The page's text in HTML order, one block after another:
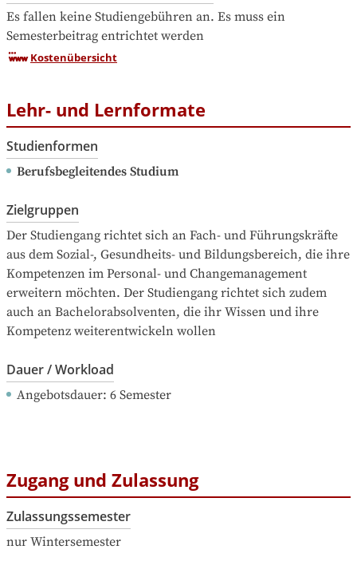
Es fallen keine Studiengebühren an. Es muss ein
Semesterbeitrag entrichtet werden
Kostenübersicht
Lehr- und Lernformate
Studienformen
Berufsbegleitendes Studium
Zielgruppen
Der Studiengang richtet sich an Fach- und Führungskräfte
aus dem Sozial-, Gesundheits- und Bildungsbereich, die ihre
Kompetenzen im Personal- und Changemanagement
erweitern möchten. Der Studiengang richtet sich zudem
auch an Bachelorabsolventen, die ihr Wissen und ihre
Kompetenz weiterentwickeln wollen
Dauer / Workload
Angebotsdauer: 6 Semester
Zugang und Zulassung
Zulassungssemester
nur Wintersemester